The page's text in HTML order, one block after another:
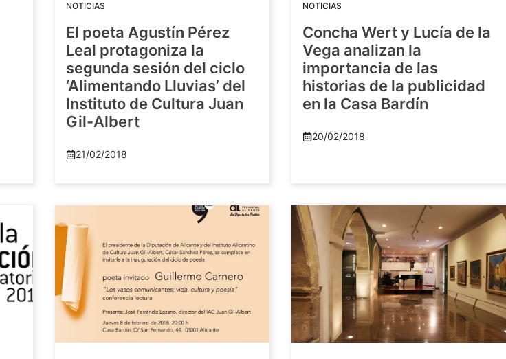
NOTICIAS
El poeta Agustín Pérez
Leal protagoniza la
segunda sesión del ciclo
‘Alimentando Lluvias’ del
Instituto de Cultura Juan
Gil-Albert
21/02/2018
NOTICIAS
Concha Wert y Lucía de la
Vega analizan la
importancia de las
historias de la publicidad
en la Casa Bardín
20/02/2018